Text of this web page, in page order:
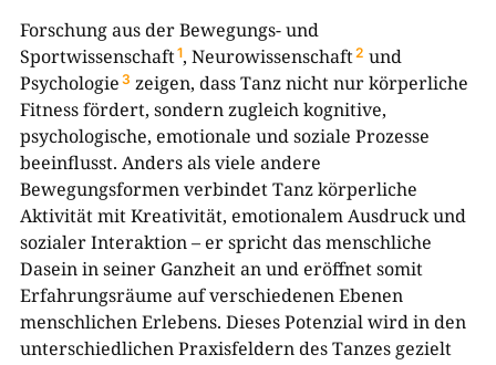
Forschung aus der Bewegungs- und
Sportwissenschaft1, Neurowissenschaft2 und
Psychologie 3 zeigen, dass Tanz nicht nur körperliche
Fitness fördert, sondern zugleich kognitive,
psychologische, emotionale und soziale Prozesse
beeinflusst. Anders als viele andere
Bewegungsformen verbindet Tanz körperliche
Aktivität mit Kreativität, emotionalem Ausdruck und
sozialer Interaktion – er spricht das menschliche
Dasein in seiner Ganzheit an und eröffnet somit
Erfahrungsräume auf verschiedenen Ebenen
menschlichen Erlebens. Dieses Potenzial wird in den
unterschiedlichen Praxisfeldern des Tanzes gezielt